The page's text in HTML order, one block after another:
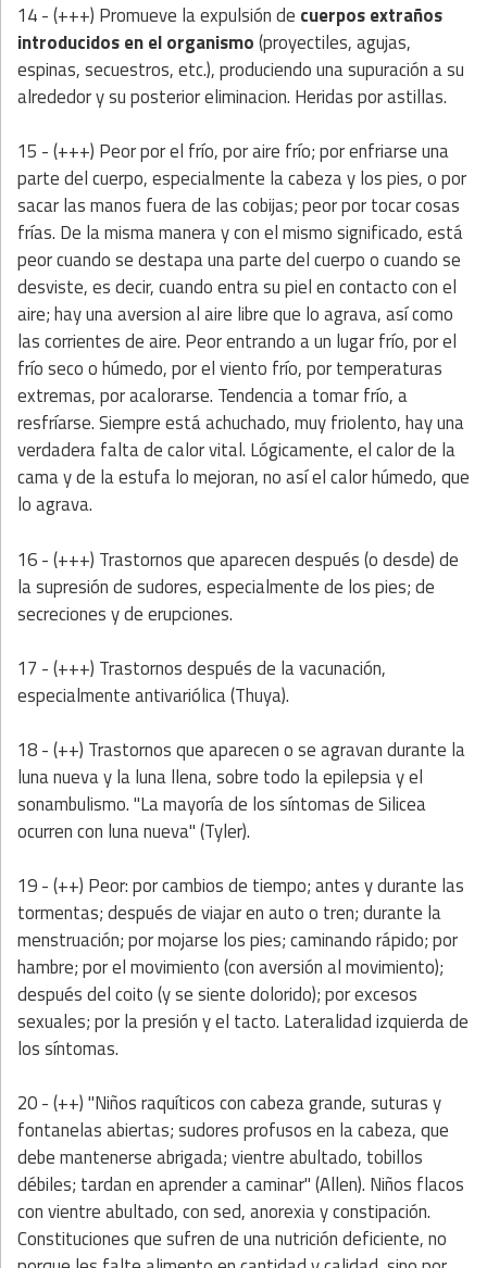
14 - (+++) Promueve la expulsión de cuerpos extraños
introducidos en el organismo(proyectiles, agujas,
espinas, secuestros, etc.), produciendo una supuración a su
alrededor y su posterior eliminacion. Heridas por astillas.
15 - (+++) Peor por el frío, por aire frío; por enfriarse una
parte del cuerpo, especialmente la cabeza y los pies, o por
sacar las manos fuera de las cobijas; peor por tocar cosas
frías. De la misma manera y con el mismo significado, está
peor cuando se destapa una parte del cuerpo o cuando se
desviste, es decir, cuando entra su piel en contacto con el
aire; hay una aversion al aire libre que lo agrava, así como
las corrientes de aire. Peor entrando a un lugar frío, por el
frío seco o húmedo, por el viento frío, por temperaturas
extremas, por acalorarse. Tendencia a tomar frío, a
resfríarse. Siempre está achuchado, muy friolento, hay una
verdadera falta de calor vital. Lógicamente, el calor de la
cama y de la estufa lo mejoran, no así el calor húmedo, que
lo agrava.
16 - (+++) Trastornos que aparecen después (o desde) de
la supresión de sudores, especialmente de los pies; de
secreciones y de erupciones.
17 - (+++) Trastornos después de la vacunación,
especialmente antivariólica (Thuya).
18 - (++) Trastornos que aparecen o se agravan durante la
luna nueva y la luna llena, sobre todo la epilepsia y el
sonambulismo. "La mayoría de los síntomas de Silicea
ocurren con luna nueva" (Tyler).
19 - (++) Peor: por cambios de tiempo; antes y durante las
tormentas; después de viajar en auto o tren; durante la
menstruación; por mojarse los pies; caminando rápido; por
hambre; por el movimiento (con aversión al movimiento);
después del coito (y se siente dolorido); por excesos
sexuales; por la presión y el tacto. Lateralidad izquierda de
los síntomas.
20 - (++) "Niños raquíticos con cabeza grande, suturas y
fontanelas abiertas; sudores profusos en la cabeza, que
debe mantenerse abrigada; vientre abultado, tobillos
débiles; tardan en aprender a caminar" (Allen). Niños flacos
con vientre abultado, con sed, anorexia y constipación.
Constituciones que sufren de una nutrición deficiente, no